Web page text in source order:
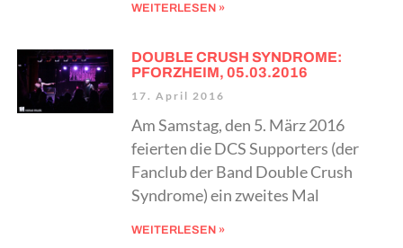
WEITERLESEN »
DOUBLE CRUSH SYNDROME:
PFORZHEIM, 05.03.2016
17. April 2016
Am Samstag, den 5. März 2016
feierten die DCS Supporters (der
Fanclub der Band Double Crush
Syndrome) ein zweites Mal
WEITERLESEN »